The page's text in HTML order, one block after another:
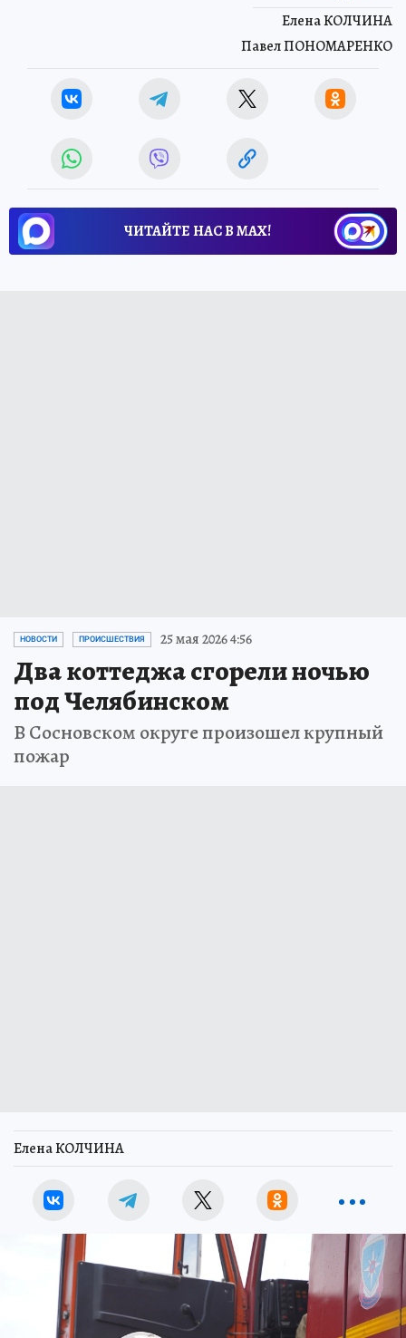
Елена КОЛЧИНА
Павел ПОНОМАРЕНКО
ЧИТАЙТЕ НАС В МАХ!
НОВОСТИ ПРОИСШЕСТВИЯ 25 мая 2026 4:56
Два коттеджа сгорели ночью
под Челябинском
В Сосновском округе произошел крупный
пожар
Елена КОЛЧИНА